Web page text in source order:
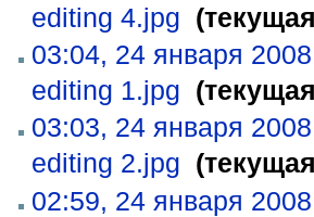
editing 4.jpg
03:04, 24 января 2008
editing 1.jpg
03:03, 24 января 2008
editing 2.jpg
02:59, 24 января 2008